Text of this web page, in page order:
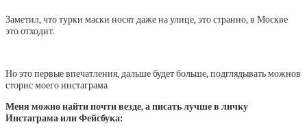
Заметил, что турки маски носят даже на улице, это странно, в Москве
это отходит.
Но это первые впечатления, дальше будет больше, подглядывать можнов
сторис моего инстаграма
Меня можно найти почти везде, а писать лучше в личку
Инстаграма или Фейсбука: